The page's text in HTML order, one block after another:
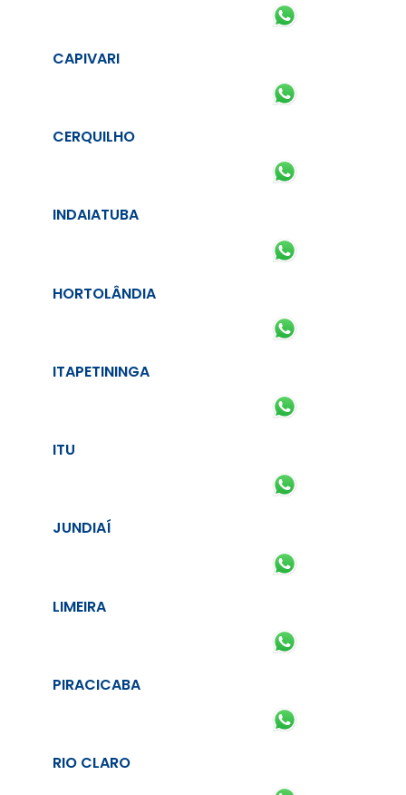
CAPIVARI
CERQUILHO
INDAIATUBA
HORTOLÂNDIA
ITAPETININGA
ITU
JUNDIAÍ
LIMEIRA
PIRACICABA
RIO CLARO